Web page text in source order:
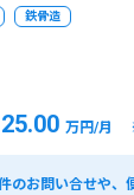
鉄骨造
25.00 万円/月
のお問い合せや、